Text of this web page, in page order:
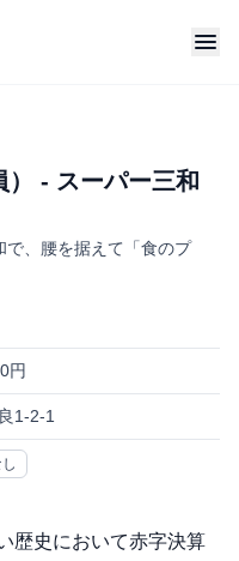
- スーパー三和
、腰を据えて「食のプ
円
1-2-1
歴史において赤字決算